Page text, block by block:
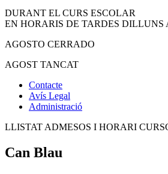
DURANT EL CURS ESCOLAR
EN HORARIS DE TARDES DILLUNS
AGOSTO CERRADO
AGOST TANCAT
Contacte
Avís Legal
Administració
LLISTAT ADMESOS I HORARI
Can Blau